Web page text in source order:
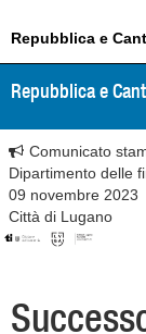
Repubblica e
Repubblica e
Comunicato
Dipartimento delle
09 novembre 2023
Città di Lugano